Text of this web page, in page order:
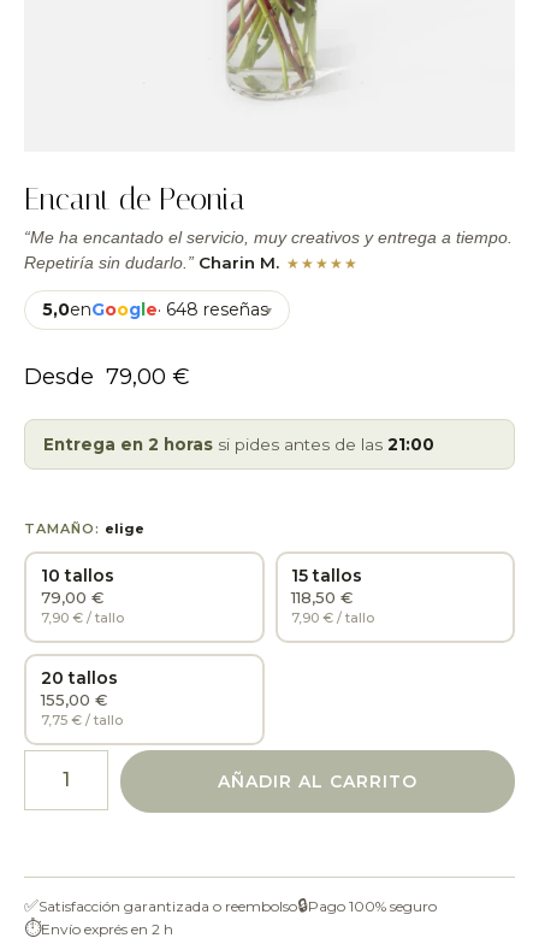
Encant de Peonia
“Me ha encantado el servicio, muy creativos y entrega a tiempo.
Repetiría sin dudarlo.” Charin M. ★★★★★
5,0enGoogle· 648 reseñas▾
Desde 79,00 €
Entrega en 2 horas si pides antes de las 21:00
TAMAÑO: elige
10 tallos
79,00 €
7,90 € / tallo
15 tallos
118,50 €
7,90 € / tallo
20 tallos
155,00 €
7,75 € / tallo
AÑADIR AL CARRITO
✅Satisfacción garantizada o reembolso🔒Pago 100% seguro
⏱Envío exprés en 2 h